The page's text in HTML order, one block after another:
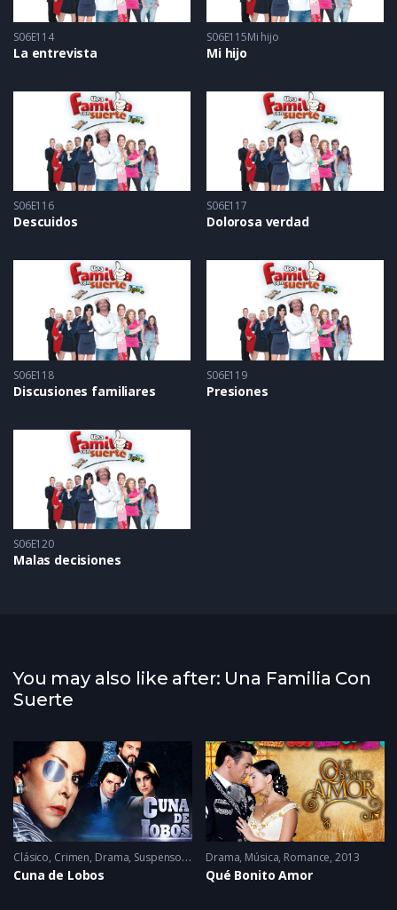
S06E114
La entrevista
S06E115Mi hijo
Mi hijo
S06E116
Descuidos
S06E117
Dolorosa verdad
S06E118
Discusiones familiares
S06E119
Presiones
S06E120
Malas decisiones
You may also like after: Una Familia Con
Suerte
Clásico, Crimen, Drama, Suspenso 1986
Cuna de Lobos
Drama, Música, Romance 2013
Qué Bonito Amor